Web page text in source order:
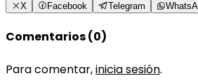
X Facebook Telegram
Comentarios (0)
Para comentar,inicia sesión.